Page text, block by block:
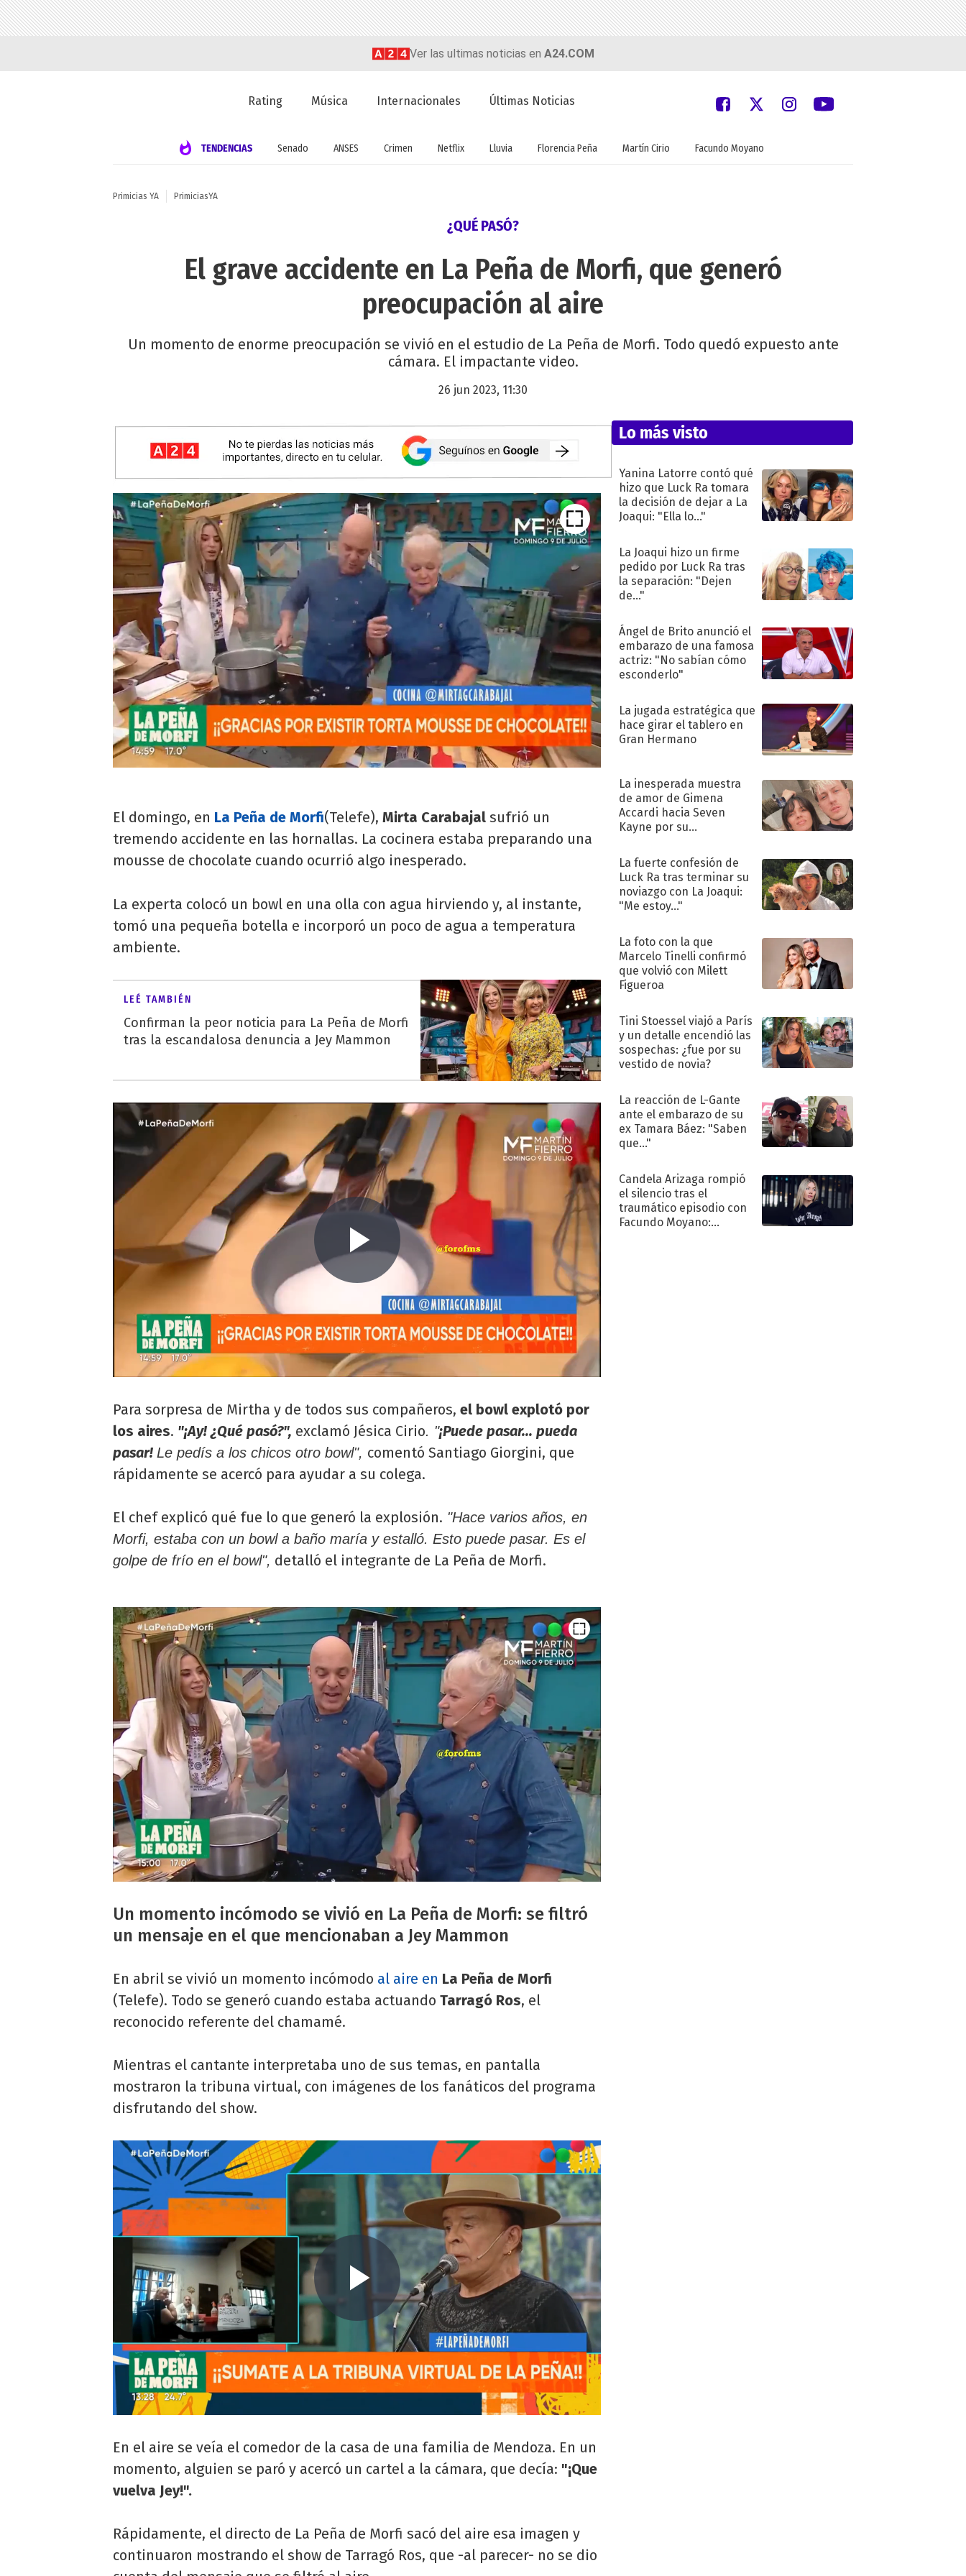
Ver las ultimas noticias en A24.COM
Rating Música Internacionales Últimas Noticias
TENDENCIAS Senado ANSES Crimen Netflix Lluvia Florencia Peña Martín Cirio Facundo Moyano
Primicias YA PrimiciasYA
¿QUÉ PASÓ?
El grave accidente en La Peña de Morfi, que generó
preocupación al aire
Un momento de enorme preocupación se vivió en el estudio de La Peña de Morfi. Todo quedó expuesto ante
cámara. El impactante video.
26 jun 2023, 11:30
El domingo, en La Peña de Morfi(Telefe), Mirta Carabajal sufrió un
tremendo accidente en las hornallas. La cocinera estaba preparando una
mousse de chocolate cuando ocurrió algo inesperado.
La experta colocó un bowl en una olla con agua hirviendo y, al instante,
tomó una pequeña botella e incorporó un poco de agua a temperatura
ambiente.
LEÉ TAMBIÉN
Confirman la peor noticia para La Peña de Morfi
tras la escandalosa denuncia a Jey Mammon
Para sorpresa de Mirtha y de todos sus compañeros, el bowl explotó por
los aires. "¡Ay! ¿Qué pasó?", exclamó Jésica Cirio. "¡Puede pasar... pueda
pasar! Le pedís a los chicos otro bowl", comentó Santiago Giorgini, que
rápidamente se acercó para ayudar a su colega.
El chef explicó qué fue lo que generó la explosión. "Hace varios años, en
Morfi, estaba con un bowl a baño maría y estalló. Esto puede pasar. Es el
golpe de frío en el bowl", detalló el integrante de La Peña de Morfi.
Un momento incómodo se vivió en La Peña de Morfi: se filtró
un mensaje en el que mencionaban a Jey Mammon
En abril se vivió un momento incómodo al aire en La Peña de Morfi
(Telefe). Todo se generó cuando estaba actuando Tarragó Ros, el
reconocido referente del chamamé.
Mientras el cantante interpretaba uno de sus temas, en pantalla
mostraron la tribuna virtual, con imágenes de los fanáticos del programa
disfrutando del show.
En el aire se veía el comedor de la casa de una familia de Mendoza. En un
momento, alguien se paró y acercó un cartel a la cámara, que decía: "¡Que
vuelva Jey!".
Rápidamente, el directo de La Peña de Morfi sacó del aire esa imagen y
continuaron mostrando el show de Tarragó Ros, que -al parecer- no se dio
Lo más visto
Yanina Latorre contó qué
hizo que Luck Ra tomara
la decisión de dejar a La
Joaqui: "Ella lo..."
La Joaqui hizo un firme
pedido por Luck Ra tras
la separación: "Dejen
de..."
Ángel de Brito anunció el
embarazo de una famosa
actriz: "No sabían cómo
esconderlo"
La jugada estratégica que
hace girar el tablero en
Gran Hermano
La inesperada muestra
de amor de Gimena
Accardi hacia Seven
Kayne por su
La fuerte confesión de
Luck Ra tras terminar su
noviazgo con La Joaqui:
"Me estoy..."
La foto con la que
Marcelo Tinelli confirmó
que volvió con Milett
Figueroa
Tini Stoessel viajó a París
y un detalle encendió las
sospechas: ¿fue por su
vestido de novia?
La reacción de L-Gante
ante el embarazo de su
ex Tamara Báez: "Saben
que..."
Candela Arizaga rompió
el silencio tras el
traumático episodio con
Facundo Moyano: